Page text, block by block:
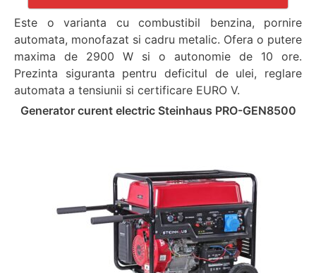
Este o varianta cu combustibil benzina, pornire
automata, monofazat si cadru metalic. Ofera o putere
maxima de 2900 W si o autonomie de 10 ore.
Prezinta siguranta pentru deficitul de ulei, reglare
automata a tensiunii si certificare EURO V.
Generator curent electric Steinhaus PRO-GEN8500